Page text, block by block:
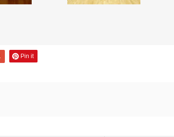
Pin it